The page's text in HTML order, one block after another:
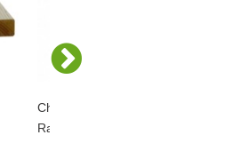
Chevron / Poteau Douglas Sec
Raboté Qualité Charpente